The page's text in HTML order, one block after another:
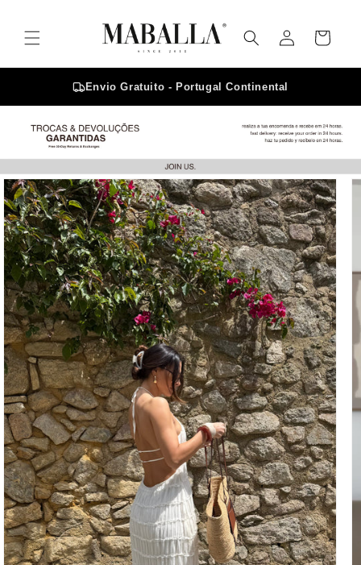
conteúdo
Iniciar
sessão
Carrinho
Envio Gratuito - Portugal Continental
a
informação
do produto